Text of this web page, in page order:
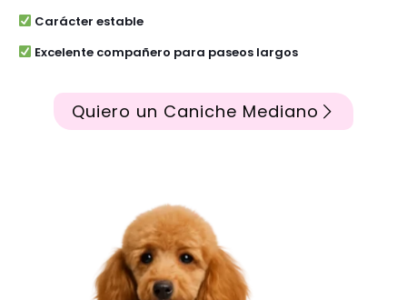
Carácter estable
Excelente compañero para paseos largos
Quiero un Caniche Mediano